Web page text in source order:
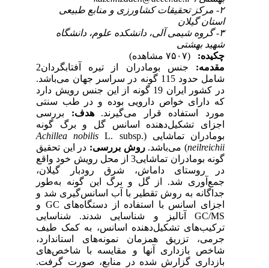
۲- مرکز تحقیقات کشاورزی و منابع طبیعی
استان گیلان
۳- گروه شیمی آلی، دانشکده علوم، دانشگاه
شهید بهشتی
چکیده:
(۷۵۰۷ مشاهده)
مقدمه:
جنس بومادران از تیره آفتابگردان2
شامل حدود 115 گونه در سراسر جهان می‌باشد.
در کشور ایران 19 گونه از این جنس رویش دارد
که دارای خواص دارویی بوده و در طب سنتی
مورد استفاده قرار می‌گیرند.هدف:بررسی
اجزای تشکیل‌دهنده‌ اسانس گل‌ و برگ گونه‌‌
بومادران تماشایی (
Achillea nobilis L. subsp.
neilreichii) می‌باشد.روش بررسی:در این تحقیق
گونه بومادران تماشایی3 از محل رویش خود واقع
در روستای داماش، شرق رودبار گیلان،
جمع‌آوری شد. از گل و برگ این گونه به‌طور
جداگانه به روش تقطیر با آب اسانس‌گیری شد و
اجزای اسانس با استفاده از دستگاه‌های GC و
GC/MS آنالیز و شناسایی شدند. شناسایی
ترکیب‌های تشکیل‌دهنده‌ اسانس، به کمک طیف
جرمی، تزریق همزمان نمونه‌های استاندارد،
شاخص بازداری آنها و مقایسه با شاخص‌های
بازداری گزارش شده در منابع، صورت گرفت.